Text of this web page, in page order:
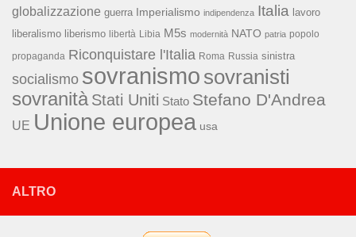
globalizzazione guerra Imperialismo indipendenza Italia lavoro
liberalismo liberismo libertà Libia M5s modernità NATO patria popolo
propaganda Riconquistare l'Italia Roma Russia sinistra
socialismo sovranismo sovranisti
sovranità Stati Uniti Stato Stefano D'Andrea
UE Unione europea usa
ALTRO